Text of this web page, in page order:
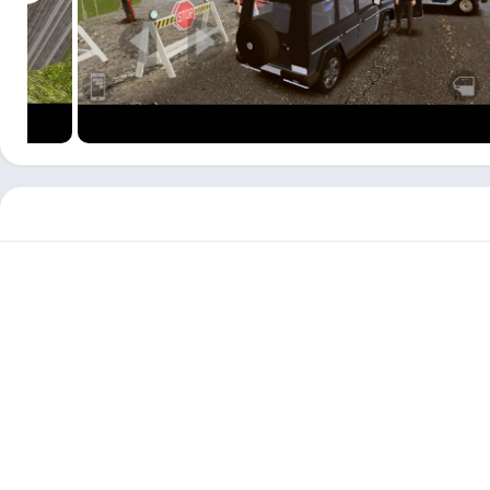
أسلحة واسع النطاق لتحسين أدائهم. إذا كان اللاعب محبطًا جدًا من
في اللعبة لا نهاية له تقريبًا ، وسوف يقدم باستمرار أسلحة
بالمحتويات الأخرى. في ذلك ، يجب على اللاعبين استخدام ما تم